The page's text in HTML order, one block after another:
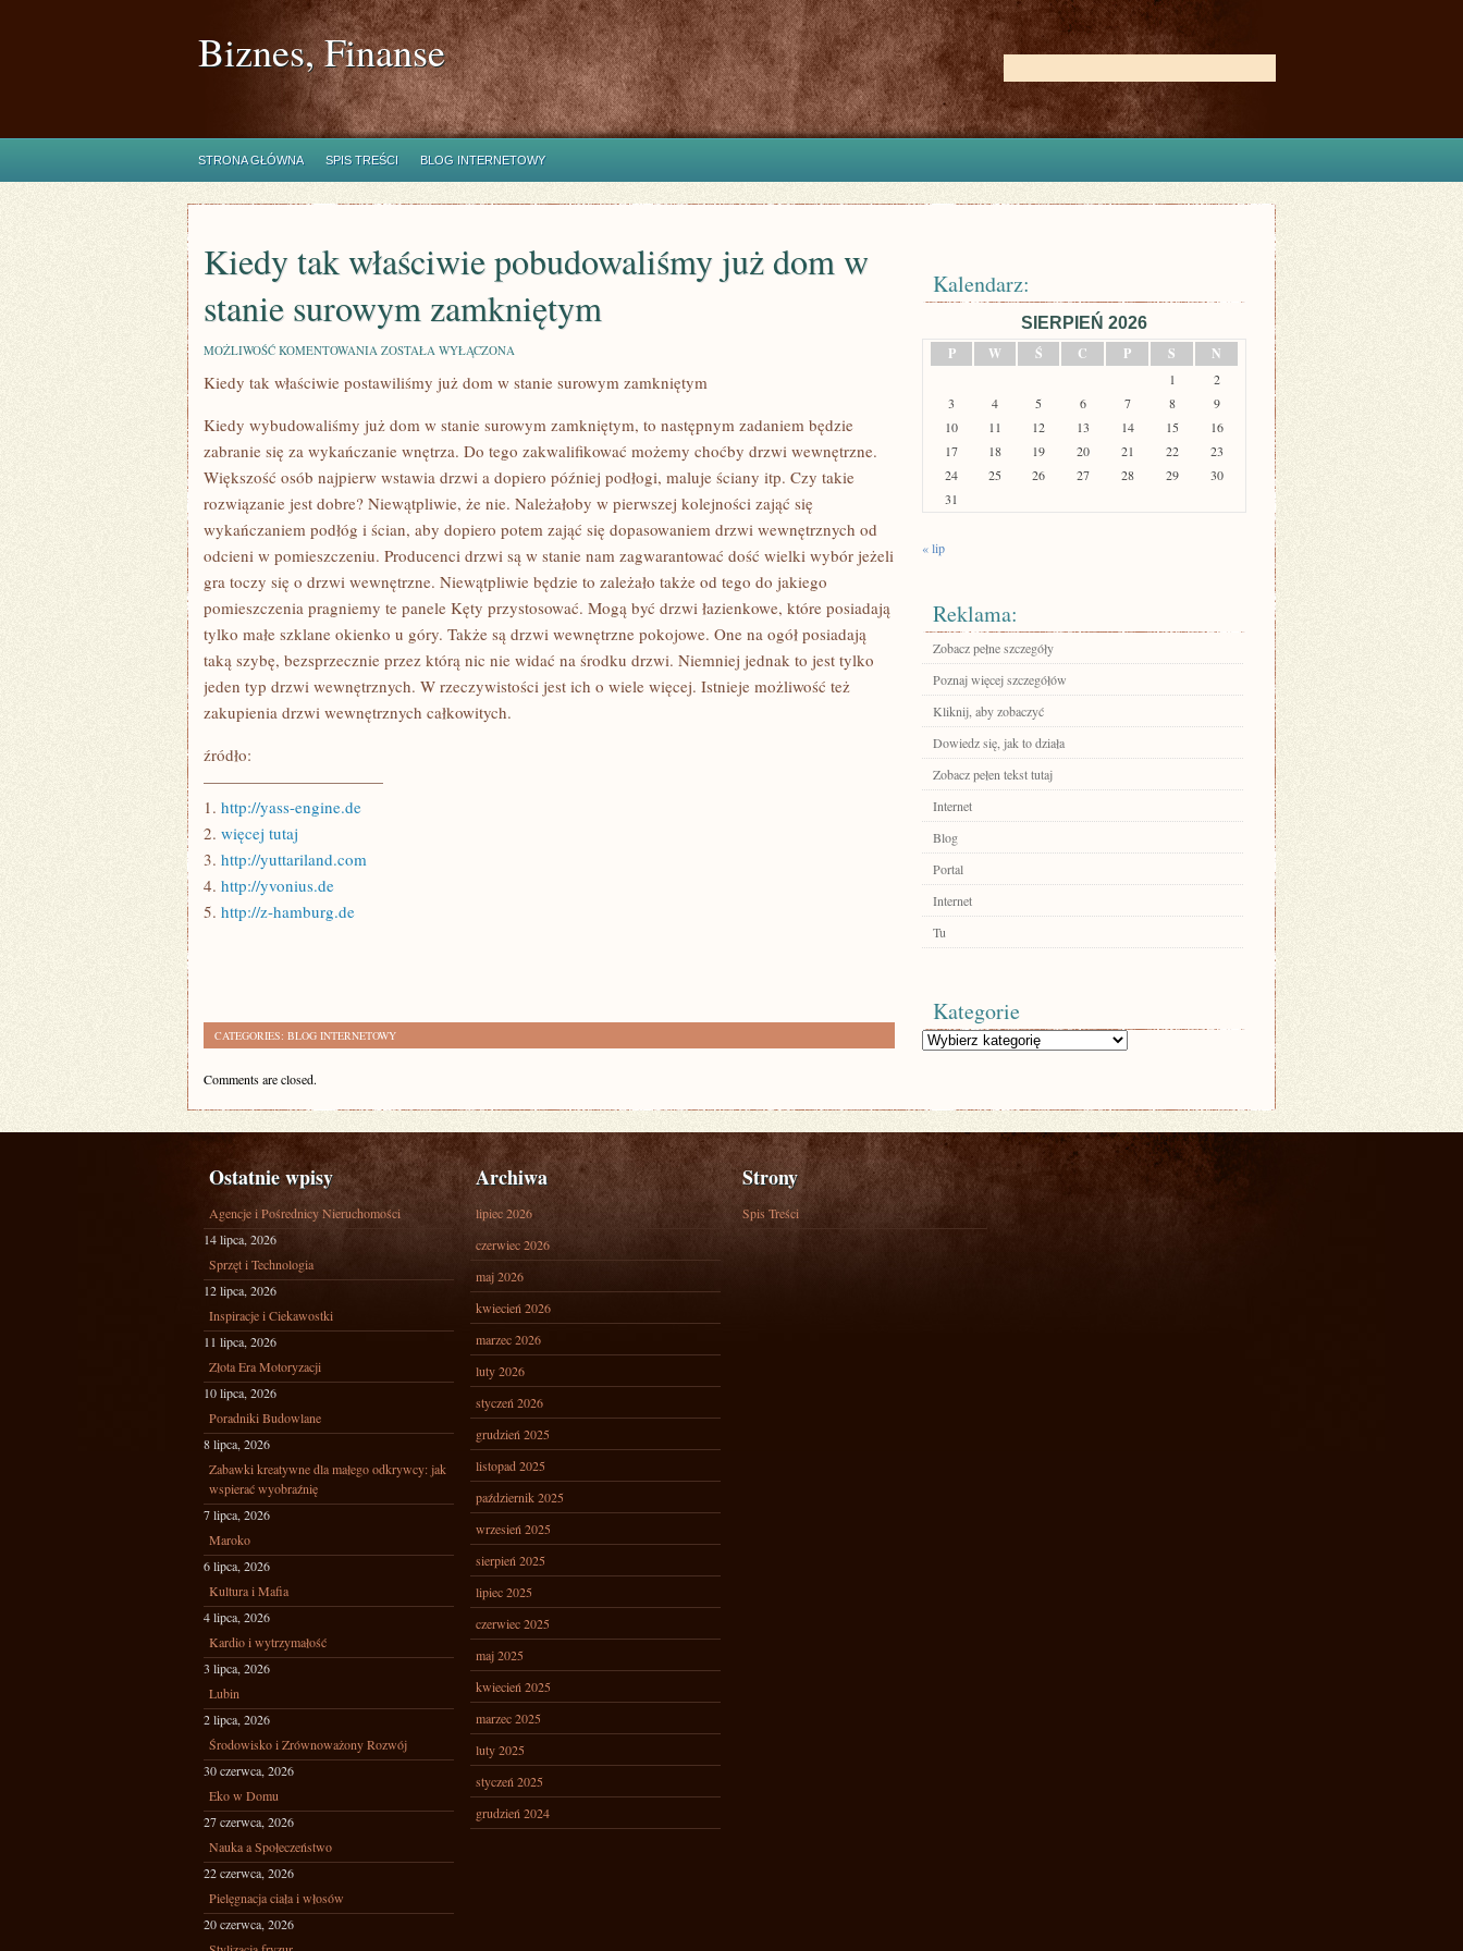
Biznes, Finanse
STRONA GŁÓWNA SPIS TREŚCI BLOG INTERNETOWY
Kiedy tak właściwie pobudowaliśmy już dom w
stanie surowym zamkniętym
MOŻLIWOŚĆ KOMENTOWANIA KIEDY
WŁAŚCIWIE
POBUDOWALIŚMY
DOM
W
SUROWYM
ZAMKNIĘTYM
ZOSTAŁA WYŁĄCZONA
Kiedy tak właściwie postawiliśmy już dom w stanie surowym zamkniętym
Kiedy wybudowaliśmy już dom w stanie surowym zamkniętym, to następnym zadaniem będzie
zabranie się za wykańczanie wnętrza. Do tego zakwalifikować możemy choćby drzwi wewnętrzne.
Większość osób najpierw wstawia drzwi a dopiero później podłogi, maluje ściany itp. Czy takie
rozwiązanie jest dobre? Niewątpliwie, że nie. Należałoby w pierwszej kolejności zająć się
wykańczaniem podłóg i ścian, aby dopiero potem zająć się dopasowaniem drzwi wewnętrznych od
odcieni w pomieszczeniu. Producenci drzwi są w stanie nam zagwarantować dość wielki wybór jeżeli
gra toczy się o drzwi wewnętrzne. Niewątpliwie będzie to zależało także od tego do jakiego
pomieszczenia pragniemy te panele Kęty przystosować. Mogą być drzwi łazienkowe, które posiadają
tylko małe szklane okienko u góry. Także są drzwi wewnętrzne pokojowe. One na ogół posiadają
taką szybę, bezsprzecznie przez którą nic nie widać na środku drzwi. Niemniej jednak to jest tylko
jeden typ drzwi wewnętrznych. W rzeczywistości jest ich o wiele więcej. Istnieje możliwość też
zakupienia drzwi wewnętrznych całkowitych.
źródło:
———————————
1. http://yass-engine.de
2. więcej tutaj
3. http://yuttariland.com
4. http://yvonius.de
5. http://z-hamburg.de
CATEGORIES: BLOG INTERNETOWY
Comments are closed.
Kalendarz:
SIERPIEŃ 2026
P
W Ś C P S N
1
2
3
4 5 6 7 8
9
10
11 12 13 14 15
16
17
18 19 20 21 22
23
24
25 26 27 28 29
30
31
« lip
Reklama:
Zobacz pełne szczegóły
Poznaj więcej szczegółów
Kliknij, aby zobaczyć
Dowiedz się, jak to działa
Zobacz pełen tekst tutaj
Internet
Blog
Portal
Internet
Tu
Kategorie
Kategorie
Ostatnie wpisy
Agencje i Pośrednicy Nieruchomości
14 lipca, 2026
Sprzęt i Technologia
12 lipca, 2026
Inspiracje i Ciekawostki
11 lipca, 2026
Złota Era Motoryzacji
10 lipca, 2026
Poradniki Budowlane
8 lipca, 2026
Zabawki kreatywne dla małego odkrywcy: jak
wspierać wyobraźnię
7 lipca, 2026
Maroko
6 lipca, 2026
Kultura i Mafia
4 lipca, 2026
Kardio i wytrzymałość
3 lipca, 2026
Lubin
2 lipca, 2026
Środowisko i Zrównoważony Rozwój
30 czerwca, 2026
Eko w Domu
27 czerwca, 2026
Nauka a Społeczeństwo
22 czerwca, 2026
Pielęgnacja ciała i włosów
20 czerwca, 2026
Archiwa
lipiec 2026
czerwiec 2026
maj 2026
kwiecień 2026
marzec 2026
luty 2026
styczeń 2026
grudzień 2025
listopad 2025
październik 2025
wrzesień 2025
sierpień 2025
lipiec 2025
czerwiec 2025
maj 2025
kwiecień 2025
marzec 2025
luty 2025
styczeń 2025
grudzień 2024
Strony
Spis Treści